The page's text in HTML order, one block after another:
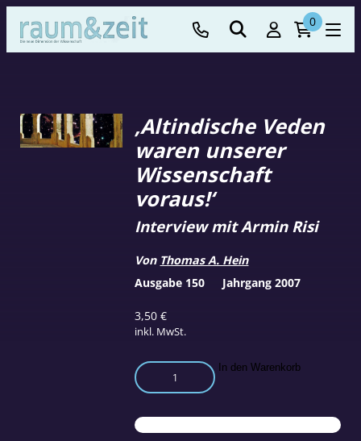
0
‚Altindische Veden
waren unserer
Wissenschaft
voraus!‘
3,50€
inkl. MwSt.
Interview mit Armin Risi
Von Thomas A. Hein
'Altindische
Veden
unserer
Wissenschaft
In den Warenkorb
Ausgabe 150 Jahrgang 2007